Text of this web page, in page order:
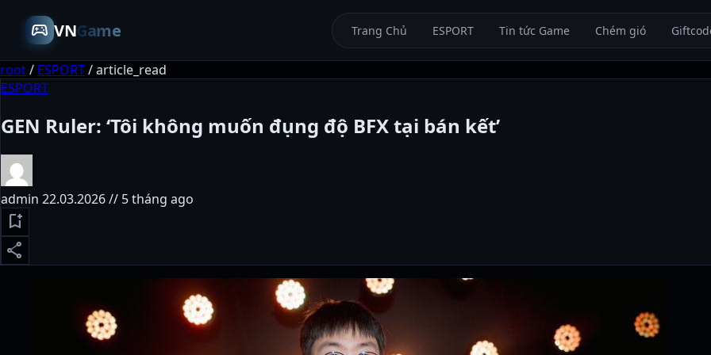
sports_esports VNGame Trang Chủ ESPORT Tin tức Game Chém gió
root/ ESPORT/article_read
ESPORT
GEN Ruler: ‘Tôi không muốn đụng độ BFX tại bán kết’
admin 22.03.2026 // 5 tháng ago
bookmark_add
share